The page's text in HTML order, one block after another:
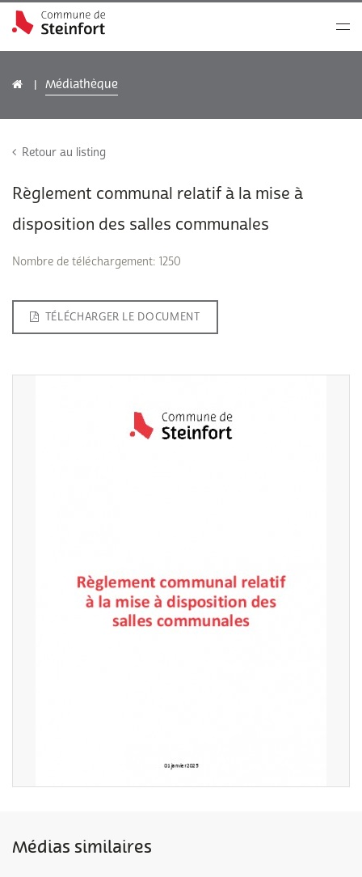
Médiathèque
Retour au listing
Règlement communal relatif à la mise à
disposition des salles communales
Nombre de téléchargement: 1250
TÉLÉCHARGER LE DOCUMENT
Médias similaires